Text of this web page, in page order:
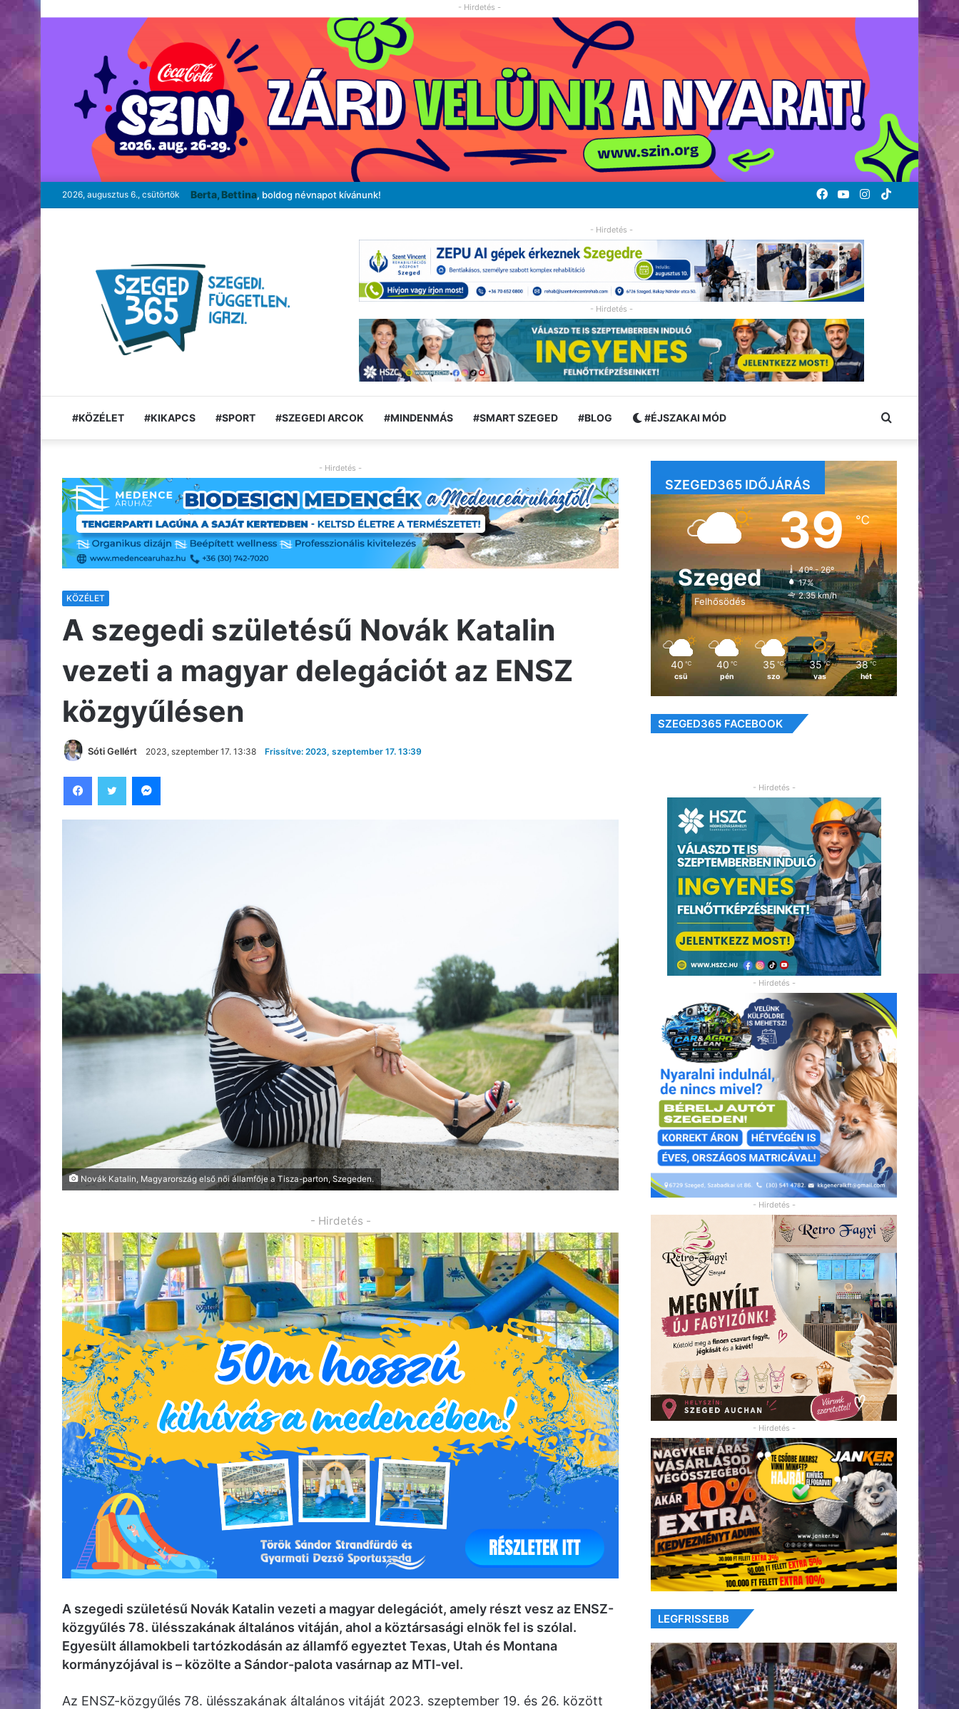
- Hirdetés -
2026, augusztus 6., csütörtök Berta, Bettina, boldog névnapot kívánunk! TikTok
Instagram
YouTube
Facebook
- Hirdetés -
- Hirdetés -
#KÖZÉLET #KIKAPCS #SPORT #SZEGEDI ARCOK #MINDENMÁS #SMART SZEGED #BLOG #ÉJSZAKAI MÓD Keresés:
- Hirdetés -
KÖZÉLET
A szegedi születésű Novák Katalin
vezeti a magyar delegációt az ENSZ
közgyűlésen
Sóti Gellért 2023, szeptember 17. 13:38 Frissítve: 2023, szeptember 17. 13:39
Novák Katalin, Magyarország első női államfője a Tisza-parton, Szegeden.
- Hirdetés -
A szegedi születésű Novák Katalin vezeti a magyar delegációt, amely részt vesz az ENSZ-
közgyűlés 78. ülésszakának általános vitáján, ahol a köztársasági elnök fel is szólal.
Egyesült államokbeli tartózkodásán az államfő egyeztet Texas, Utah és Montana
kormányzójával is – közölte a Sándor-palota vasárnap az MTI-vel.
Az ENSZ-közgyűlés 78. ülésszakának általános vitáját 2023. szeptember 19. és 26. között
SZEGED365 IDŐJÁRÁS
Szeged
Felhősödés
39℃
40º - 26º
17%
2.35 km/h
40 ℃
csü
40 ℃
pén
35 ℃
szo
35 ℃
vas
38 ℃
hét
SZEGED365 FACEBOOK
- Hirdetés -
- Hirdetés -
- Hirdetés -
- Hirdetés -
LEGFRISSEBB